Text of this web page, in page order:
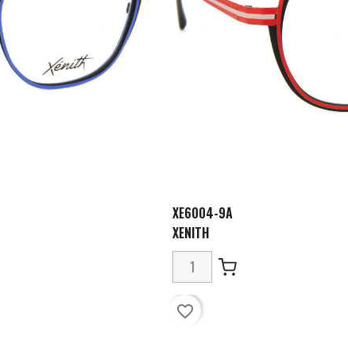
XE6004-9A
XENITH
favorite_border